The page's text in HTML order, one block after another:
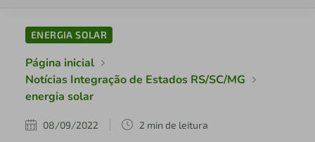
ENERGIA SOLAR
Página inicial
Notícias Integração de Estados RS/SC/MG
energia solar
08/09/2022 2 min de leitura